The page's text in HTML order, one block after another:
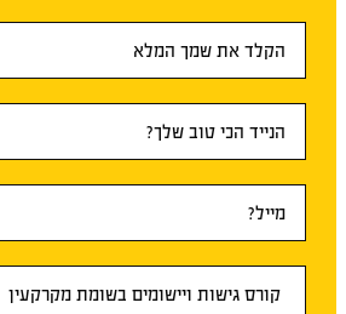
ראשי